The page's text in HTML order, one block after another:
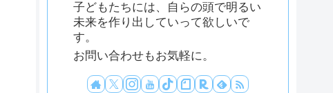
子どもたちには、自らの頭で明るい
未来を作り出していって欲しいで
す。
お問い合わせもお気軽に。